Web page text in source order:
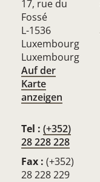
17, rue du
Fossé
L-1536
Luxembourg
Luxembourg
Auf der
Karte
anzeigen
Tel : (+352)
28 228 228
Fax : (+352)
28 228 229